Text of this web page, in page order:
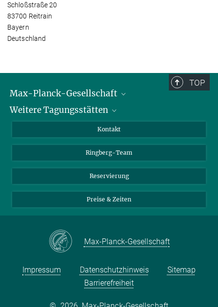
Schloßstraße 20
83700 Reitrain
Bayern
Deutschland
TOP
Max-Planck-Gesellschaft
Karriere bei der MPG
Weitere Tagungsstätten
Max-Planck-Haus Heidelberg
Kontakt
Ringberg-Team
Reservierung
Preise & Zeiten
Max-Planck-Gesellschaft
Impressum Datenschutzhinweis
Sitemap
Barrierefreiheit